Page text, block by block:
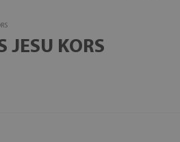
JESU KORS